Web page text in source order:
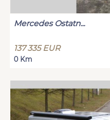
Mercedes Ostatn...
137 335 EUR
0 Km